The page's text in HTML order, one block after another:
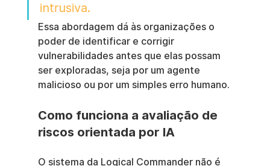
intrusiva.
Essa abordagem dá às organizações o
poder de identificar e corrigir
vulnerabilidades antes que elas possam
ser exploradas, seja por um agente
malicioso ou por um simples erro humano.
Como funciona a avaliação de
riscos orientada por IA
O sistema da Logical Commander não é